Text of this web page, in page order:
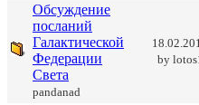
Обсуждение
посланий
Галактической
Федерации
Света
pandanad
by